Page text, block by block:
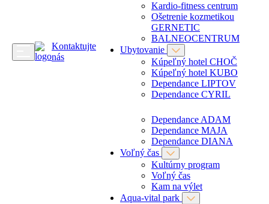
Kontaktujte
nás
Kardio-fitness centrum
Ošetrenie kozmetikou
GERNETIC
BALNEOCENTRUM
Ubytovanie
Kúpeľný hotel CHOČ
Kúpeľný hotel KUBO
Dependance LIPTOV
Dependance CYRIL
Dependance ADAM
Dependance MAJA
Dependance DIANA
Voľný čas
Kultúrny program
Voľný čas
Kam na výlet
Aqua-vital park